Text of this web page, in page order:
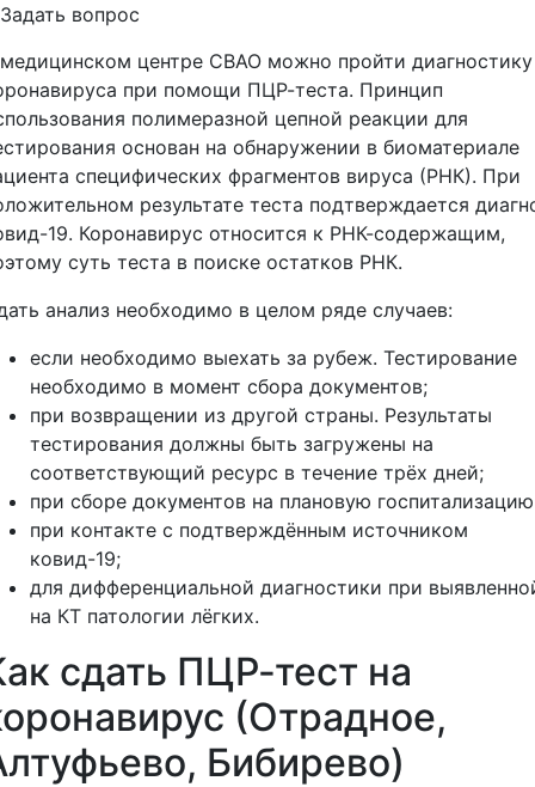
Задать вопрос
центре СВАО можно пройти диагностику
при помощи ПЦР-теста. Принцип
полимеразной цепной реакции для
основан на обнаружении в биоматериале
специфических фрагментов вируса (РНК). При
результате теста подтверждается
19. Коронавирус относится к РНК-содержащим,
суть теста в поиске остатков РНК.
анализ необходимо в целом ряде случаев:
если необходимо выехать за рубеж. Тестирование
необходимо в момент сбора документов;
при возвращении из другой страны. Результаты
тестирования должны быть загружены на
соответствующий ресурс в течение трёх дней;
при сборе документов на плановую
при контакте с подтверждённым источником
ковид-19;
для дифференциальной диагностики при
на КТ патологии лёгких.
сдать ПЦР-тест на
(Отрадное,
Бибирево)